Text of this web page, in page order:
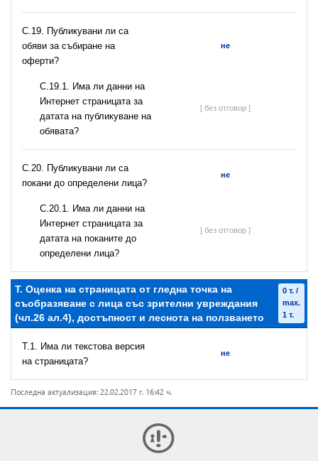
С.19. Публикувани ли са
обяви за събиране на
оферти?
не
С.19.1. Има ли данни на
Интернет страницата за
датата на публикуване на
обявата?
[ без отговор ]
С.20. Публикувани ли са
покани до определени лица?
не
С.20.1. Има ли данни на
Интернет страницата за
датата на поканите до
определени лица?
[ без отговор ]
T. Оценка на страницата от гледна точка на
съобразяване с лица със зрителни увреждания
(чл.26 ал.4), достъпност и леснота на ползването
0 т. /
max.
1 т.
T.1. Има ли текстова версия
на страницата?
не
Последна актуализация: 22.02.2017 г. 16:42 ч.